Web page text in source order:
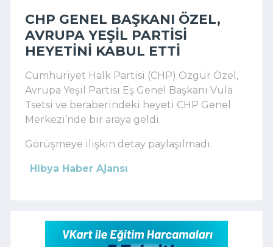
CHP GENEL BAŞKANI ÖZEL,
AVRUPA YEŞIL PARTISI
HEYETINI KABUL ETTI
Cumhuriyet Halk Partisi (CHP) Özgür Özel,
Avrupa Yeşil Partisi Eş Genel Başkanı Vula
Tsetsi ve beraberindeki heyeti CHP Genel
Merkezi’nde bir araya geldi.
Görüşmeye ilişkin detay paylaşılmadı.
Hibya Haber Ajansı